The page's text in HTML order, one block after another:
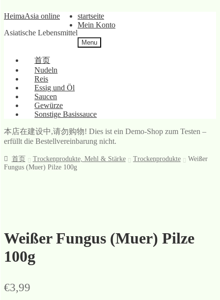
Skip
navigation
Skip
content
HeimaAsia online
Asiatische Lebensmittel
startseite
Mein Konto
Menu
首页
Nudeln
Reis
Essig und Öl
Saucen
Gewürze
Sonstige Basissauce
本店在建设中,请勿购物! Dies ist ein Demo-Shop zum Testen –
erfüllt die Bestellvereinbarung nicht.
首页 Trockenprodukte, Mehl & Stärke Trockenprodukte
Weißer
Fungus (Muer) Pilze 100g
Weißer Fungus (Muer) Pilze
100g
€3,99